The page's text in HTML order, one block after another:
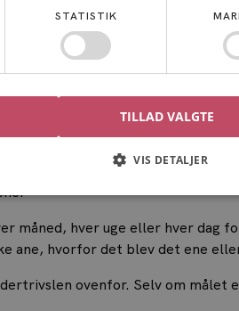
hen til det konkrete mål. Hvilke
i din
er virksomheder
hver uge eller hver dag
ane, hvorfor det blev det ene
ovenfor. Selv om målet
STATISTIK
TILLAD VALGTE
VIS DETALJER